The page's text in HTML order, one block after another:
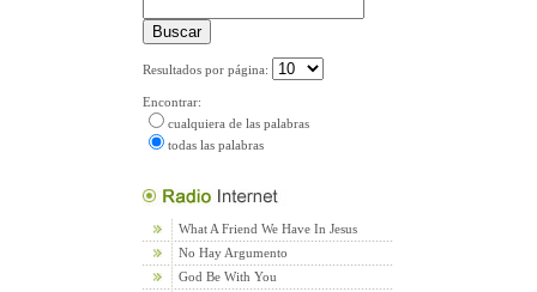
Resultados por página:
Encontrar:
cualquiera de las palabras
todas las palabras
What A Friend We Have In Jesus
No Hay Argumento
God Be With You